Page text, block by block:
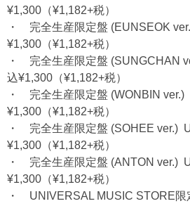
¥1,300（¥1,182+税）
・
完全生産限定盤 (EUNSEOK
¥1,300（¥1,182+税）
・
完全生産限定盤
込¥1,300（¥1,182+税）
・
完全生産限定盤 (WONBIN
¥1,300（¥1,182+税）
・
完全生産限定盤 (SOHEE ver.)
¥1,300（¥1,182+税）
・
完全生産限定盤 (ANTON ver.)
¥1,300（¥1,182+税）
・
UNIVERSAL MUSIC STORE限